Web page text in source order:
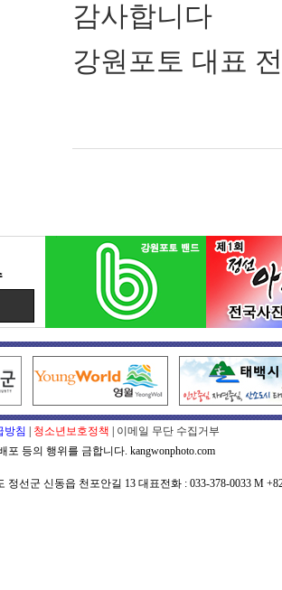
감사합니다
강원포토 대표
방침 청소년보호정책
이메일 무단 수집거부
포 등의 행위를 금합니다. kangwonphoto.com
정선군 신동읍 천포안길 13 대표전화 : 033-378-0033 M